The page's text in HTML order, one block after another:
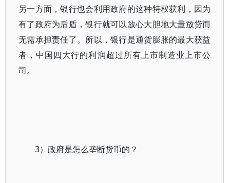
另一方面，银行也会利用政府的这种特权获利，因为
有了政府为后盾，银行就可以放心大胆地大量放贷而
无需承担责任了。所以，银行是通货膨胀的最大获益
者，中国四大行的利润超过所有上市制造业上市公
司。
3）政府是怎么垄断货币的？